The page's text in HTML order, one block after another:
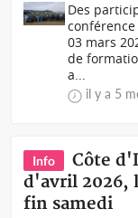
Des
03 mars
de
a...
il y a 5
Info
Côte
d'avril 2026,
fin samedi